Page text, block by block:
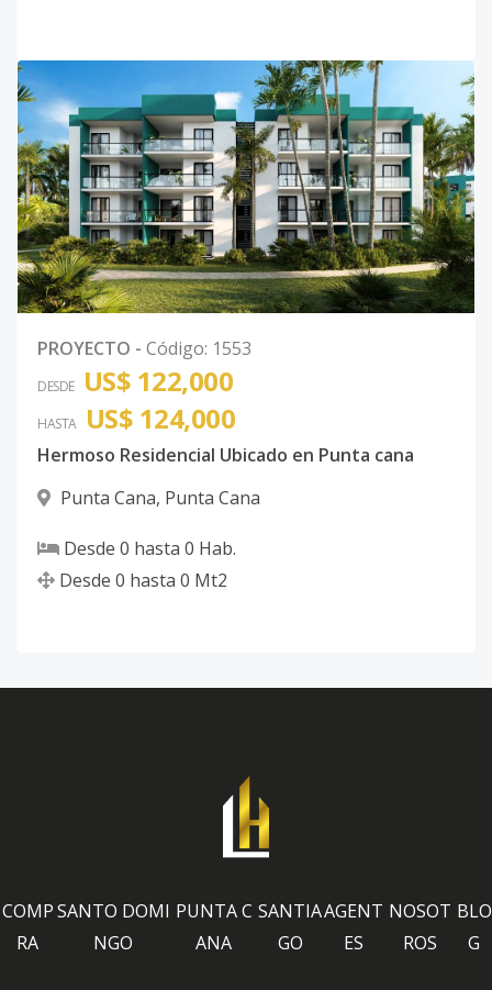
PROYECTO - Código: 1553
DESDE US$ 122,000
HASTA US$ 124,000
Hermoso Residencial Ubicado en Punta cana
Punta Cana, Punta Cana
Desde 0 hasta 0 Hab.
Desde 0 hasta 0 Mt2
COMP
RA
SANTO DOMI
NGO
PUNTA C
ANA
SANTIA
GO
AGENT
ES
NOSOT
ROS
BLO
G